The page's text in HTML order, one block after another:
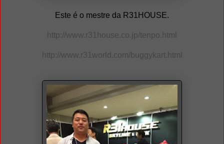
Este é o mestre da R31HOUSE.
http://www.r31house.co.jp/tenpo.html
http://www.r31world.com/buggykart.html